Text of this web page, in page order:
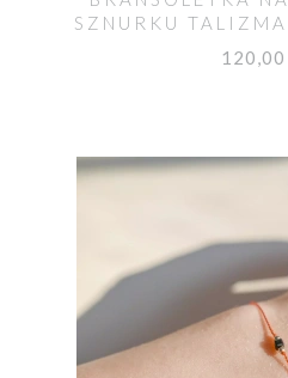
SZNURKU
120,00